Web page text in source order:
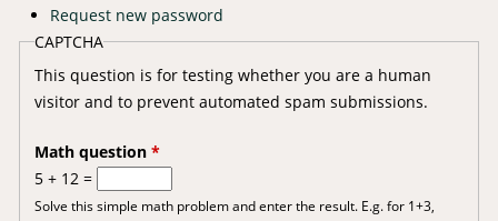
Request new password
CAPTCHA
This question is for testing whether you are a human
visitor and to prevent automated spam submissions.
Math question *
5 + 12 =
Solve this simple math problem and enter the result. E.g. for 1+3,